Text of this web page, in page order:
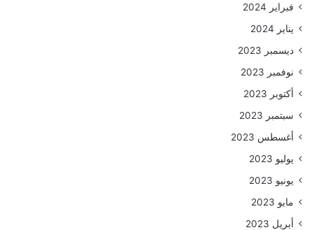
فبراير 2024
يناير 2024
ديسمبر 2023
نوفمبر 2023
أكتوبر 2023
سبتمبر 2023
أغسطس 2023
يوليو 2023
يونيو 2023
مايو 2023
أبريل 2023